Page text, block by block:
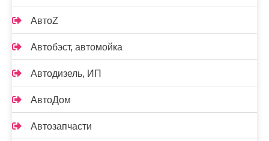
АвтоZ
Автобэст, автомойка
Автодизель, ИП
АвтоДом
Автозапчасти